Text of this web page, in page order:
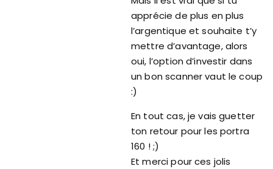
apprécie de plus en plus
l’argentique et souhaite t’y
mettre d’avantage, alors
oui, l’option d’investir dans
un bon scanner vaut le coup
:)
En tout cas, je vais guetter
ton retour pour les portra
160 ! ;)
Et merci pour ces jolis